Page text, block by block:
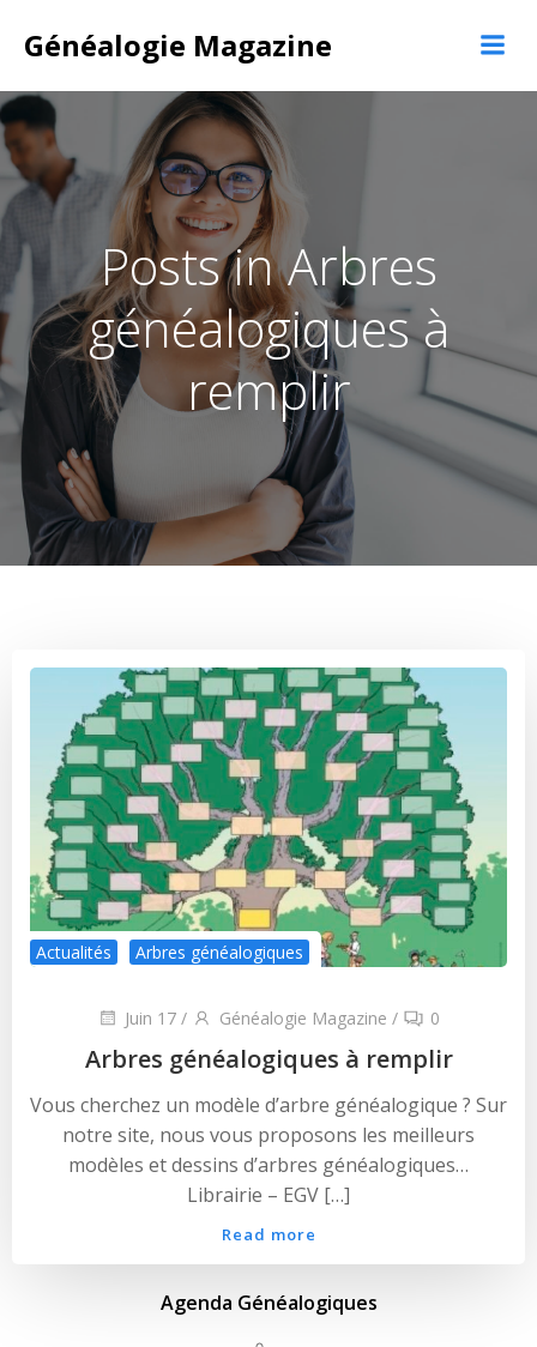
au
Généalogie Magazine
Posts in Arbres
généalogiques à
remplir
Actualités Arbres généalogiques
Juin 17 / Généalogie Magazine / 0
Arbres généalogiques à remplir
Vous cherchez un modèle d’arbre généalogique ? Sur
notre site, nous vous proposons les meilleurs
modèles et dessins d’arbres généalogiques…
Librairie – EGV […]
Read more
Agenda Généalogiques